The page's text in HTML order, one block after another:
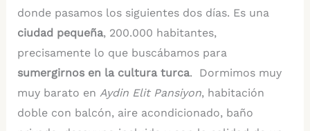
donde pasamos los siguientes dos días. Es una
ciudad pequeña, 200.000 habitantes,
precisamente lo que buscábamos para
sumergirnos en la cultura turca. Dormimos muy
muy barato en Aydin Elit Pansiyon, habitación
doble con balcón, aire acondicionado, baño